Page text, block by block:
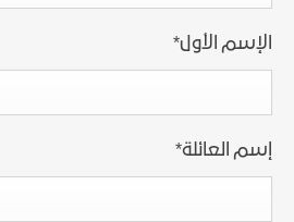
الإسم الأول*
إسم العائلة*